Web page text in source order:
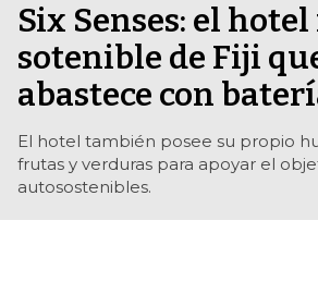
Six Senses: el
sotenible de Fiji
abastece con
El hotel también posee su propio
frutas y verduras para apoyar el
autosostenibles.